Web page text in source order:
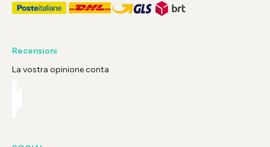
Recensioni
La vostra opinione conta